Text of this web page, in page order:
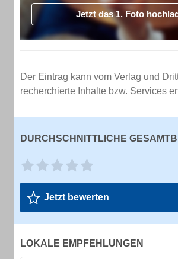
Jetzt das 1. Foto
Der Eintrag kann vom Verlag und
recherchierte Inhalte bzw. Services
DURCHSCHNITTLICHE
Jetzt bewerten
LOKALE EMPFEHLUNGEN